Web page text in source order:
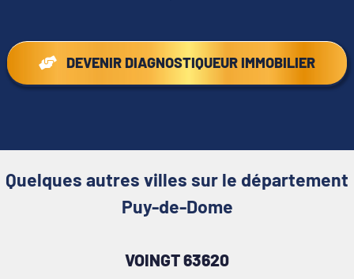
DEVENIR DIAGNOSTIQUEUR IMMOBILIER
Quelques autres villes sur le département
Puy-de-Dome
VOINGT 63620